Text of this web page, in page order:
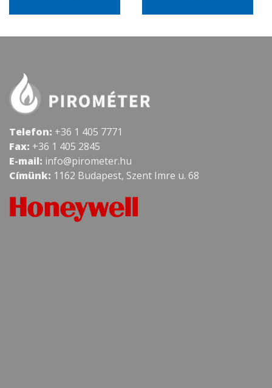
Telefon: +36 1 405 7771
Fax: +36 1 405 2845
E-mail: info@pirometer.hu
Címünk: 1162 Budapest, Szent Imre u. 68